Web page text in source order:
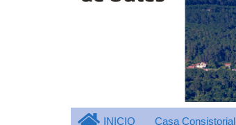
INICIO Casa Consistorial